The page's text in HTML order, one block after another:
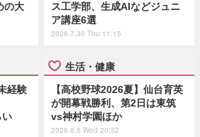
の大
ス工学部、生成AIなどジュニ
ア講座6選
2026.7.30 Thu 11:15
経験
い
生活・健康
【高校野球2026夏】仙台育英
が開幕戦勝利、第2日は東筑
vs神村学園ほか
2026.8.5 Wed 20:32